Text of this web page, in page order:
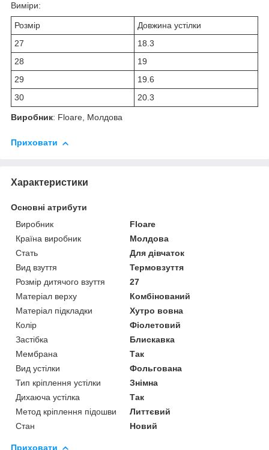
Виміри:
Розмір
Довжина устілки
27
18.3
28
19
29
19.6
30
20.3
Виробник: Floare, Молдова
Приховати
Характеристики
Основні атрибути
Виробник
Floare
Країна виробник
Молдова
Стать
Для дівчаток
Вид взуття
Термовзуття
Розмір дитячого взуття
27
Матеріал верху
Комбінований
Матеріал підкладки
Хутро вовна
Колір
Фіолетовий
Застібка
Блискавка
Мембрана
Так
Вид устілки
Фольгована
Тип кріплення устілки
Знімна
Дихаюча устілка
Так
Метод кріплення підошви
Литтєвий
Стан
Новий
Приховати